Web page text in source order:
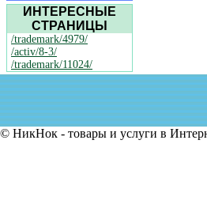
ИНТЕРЕСНЫЕ
СТРАНИЦЫ
/trademark/4979/
/activ/8-3/
/trademark/11024/
© НикНок - товары и услуги в